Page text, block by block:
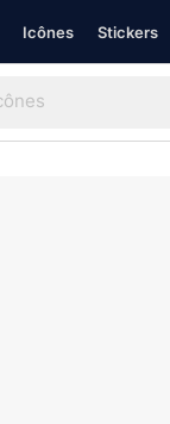
Icônes Stickers